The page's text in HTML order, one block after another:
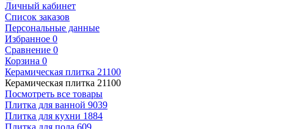
Личный кабинет
Список заказов
Персональные данные
Избранное 0
Сравнение 0
Корзина 0
Керамическая плитка 21100
Керамическая плитка 21100
Посмотреть все товары
Плитка для ванной 9039
Плитка для кухни 1884
Плитка для пола 609